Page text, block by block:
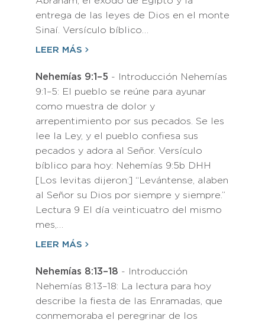
entrega de las leyes de Dios en el monte
Sinaí. Versículo bíblico…
LEER MÁS
Nehemías 9:1–5 - Introducción Nehemías
9:1–5: El pueblo se reúne para ayunar
como muestra de dolor y
arrepentimiento por sus pecados. Se les
lee la Ley, y el pueblo confiesa sus
pecados y adora al Señor. Versículo
bíblico para hoy: Nehemías 9:5b DHH
[Los levitas dijeron:] “Levántense, alaben
al Señor su Dios por siempre y siempre.”
Lectura 9 El día veinticuatro del mismo
mes,…
LEER MÁS
Nehemías 8:13–18 - Introducción
Nehemías 8:13–18: La lectura para hoy
describe la fiesta de las Enramadas, que
conmemoraba el peregrinar de los